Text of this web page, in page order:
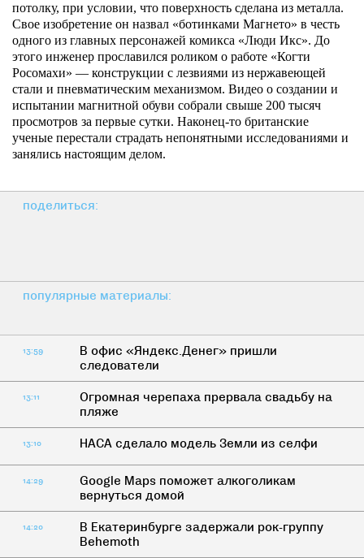
потолку, при условии, что поверхность сделана из металла.
Свое изобретение он назвал «ботинками Магнето» в честь
одного из главных персонажей комикса «Люди Икс». До
этого инженер прославился роликом о работе «Когти
Росомахи» — конструкции с лезвиями из нержавеющей
стали и пневматическим механизмом. Видео о создании и
испытании магнитной обуви собрали свыше 200 тысяч
просмотров за первые сутки. Наконец-то британские
ученые перестали страдать непонятными исследованиями и
занялись настоящим делом.
поделиться:
популярные материалы:
13:59
В офис «Яндекс.Денег» пришли
следователи
13:11
Огромная черепаха прервала свадьбу на
пляже
13:10 НАСА сделало модель Земли из селфи
14:29
Google Maps поможет алкоголикам
вернуться домой
14:20
В Екатеринбурге задержали рок-группу
Behemoth